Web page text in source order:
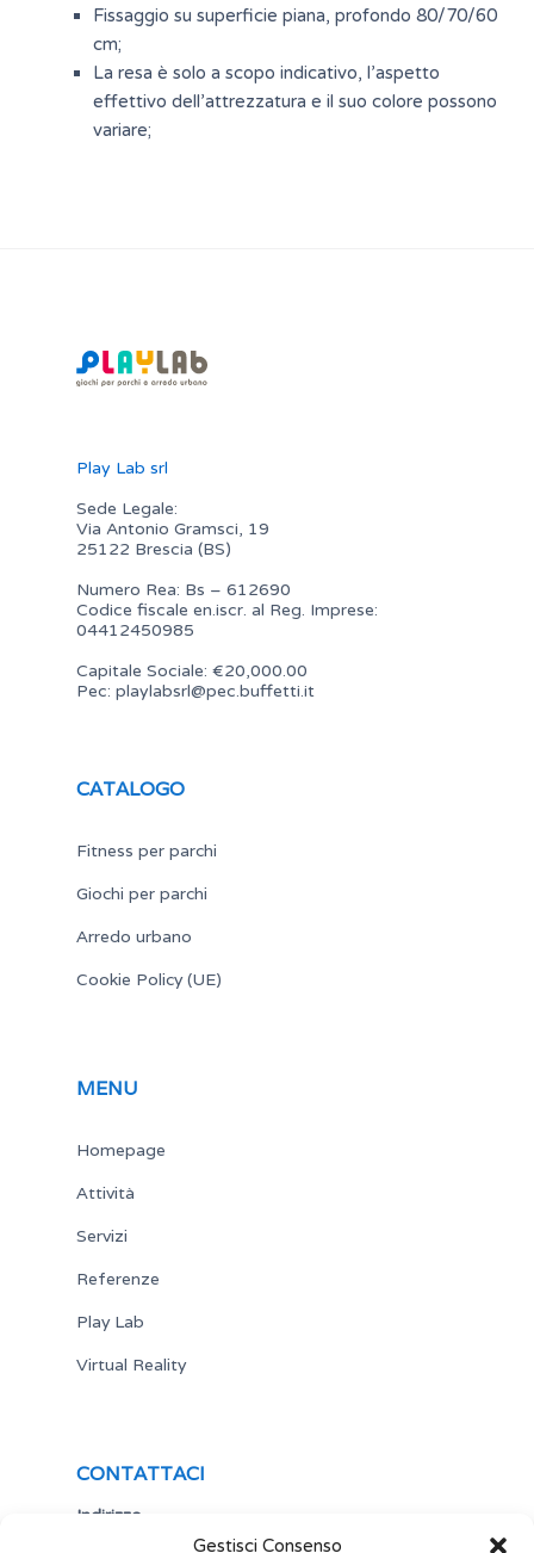
Gestisci Consenso
Fissaggio su superficie piana, profondo 80/70/60
cm;
La resa è solo a scopo indicativo, l’aspetto
effettivo dell’attrezzatura e il suo colore possono
variare;
Play Lab srl
Sede Legale:
Via Antonio Gramsci, 19
25122 Brescia (BS)
Numero Rea: Bs – 612690
Codice fiscale en.iscr. al Reg. Imprese:
04412450985
Capitale Sociale: €20,000.00
Pec: playlabsrl@pec.buffetti.it
CATALOGO
Fitness per parchi
Giochi per parchi
Arredo urbano
Cookie Policy (UE)
MENU
Homepage
Attività
Servizi
Referenze
Play Lab
Virtual Reality
CONTATTACI
Indirizzo